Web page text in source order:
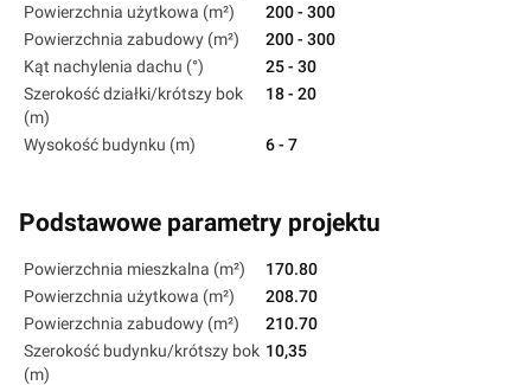
Powierzchnia użytkowa (m²)
200 - 300
Powierzchnia zabudowy (m²)
200 - 300
Kąt nachylenia dachu (°)
25 - 30
Szerokość działki/krótszy bok
(m)
18 - 20
Wysokość budynku (m) 6 - 7
Podstawowe parametry projektu
Powierzchnia mieszkalna (m²)
170.80
Powierzchnia użytkowa (m²)
208.70
Powierzchnia zabudowy (m²)
210.70
Szerokość budynku/krótszy bok
(m)
10,35